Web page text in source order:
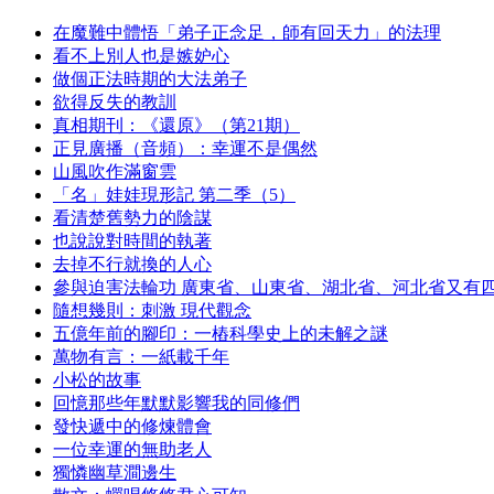
在魔難中體悟「弟子正念足，師有回天力」的法理
看不上別人也是嫉妒心
做個正法時期的大法弟子
欲得反失的教訓
真相期刊：《還原》（第21期）
正見廣播（音頻）：幸運不是偶然
山風吹作滿窗雲
「名」娃娃現形記 第二季（5）
看清楚舊勢力的陰謀
也說說對時間的執著
去掉不行就換的人心
參與迫害法輪功 廣東省、山東省、湖北省、河北省又有
隨想幾則：刺激 現代觀念
五億年前的腳印：一樁科學史上的未解之謎
萬物有言：一紙載千年
小松的故事
回憶那些年默默影響我的同修們
發快遞中的修煉體會
一位幸運的無助老人
獨憐幽草澗邊生